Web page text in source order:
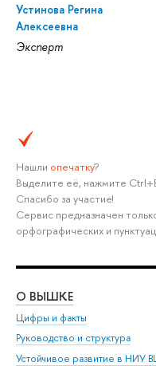
Устинова Регина
Алексеевна
Эксперт
Нашли опечатку?
Выделите её, нажмите
Спасибо за участие!
Сервис предназначен
орфографических и
О ВЫШКЕ
Цифры и факты
Руководство и структура
Устойчивое развитие в НИУ